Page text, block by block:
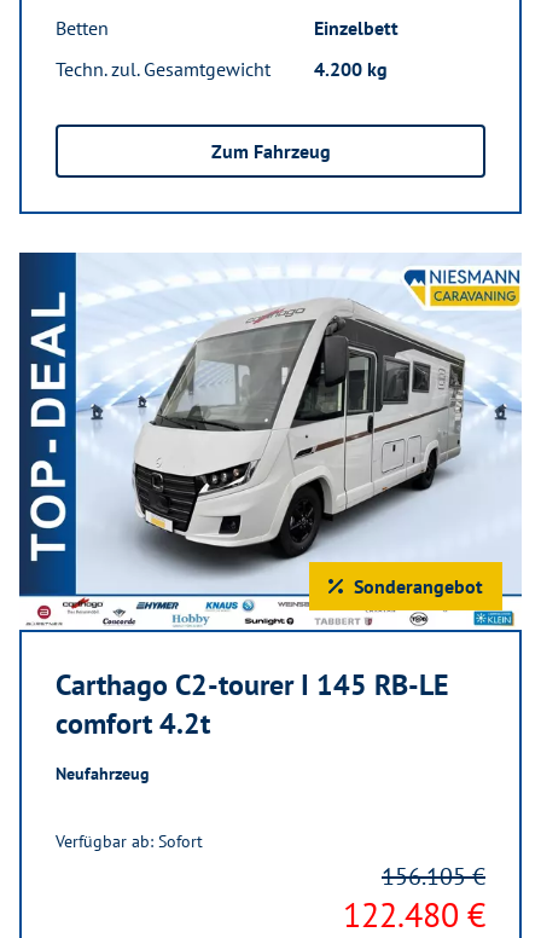
Betten
Einzelbett
Techn. zul. Gesamtgewicht
4.200 kg
Zum Fahrzeug
Sonderangebot
Carthago C2-tourer I 145 RB-LE
comfort 4.2t
Neufahrzeug
Verfügbar ab: Sofort
122.480 €
156.105 €